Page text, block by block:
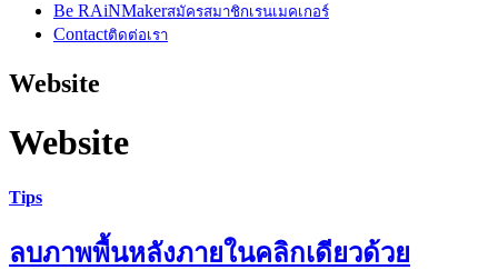
Be RAiNMakerสมัครสมาชิกเรนเมคเกอร์
Contactติดต่อเรา
Website
Website
Tips
ลบภาพพื้นหลังภายในคลิกเดียวด้วย